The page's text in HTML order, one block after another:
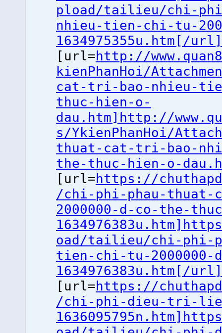
pload/tailieu/chi-
nhieu-tien-chi-tu-
1634975355u.htm[/url]
[url=http://
kienPhanHoi/
cat-tri-bao-nhieu-
thuc-hien-o-
dau.htm]http://
s/YkienPhanHoi/
thuat-cat-tri-bao-
the-thuc-hien-o-
[url=https://
/chi-phi-phau-
2000000-d-co-the-
oad/tailieu/chi-phi-
tien-chi-tu-2000000-
1634976383u.htm[/url]
[url=https://
/chi-phi-dieu-tri-